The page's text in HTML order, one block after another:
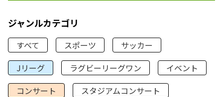
ジャンルカテゴリ
すべて スポーツ
サッカー
Jリーグ
ラグビーリーグワン
イベント
コンサート
スタジアムコンサート